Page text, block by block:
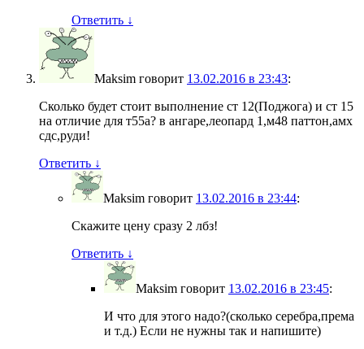
Ответить ↓
Maksim говорит 13.02.2016 в 23:43:
Сколько будет стоит выполнение ст 12(Поджога) и ст 15
на отличие для т55а? в ангаре,леопард 1,м48 паттон,амх
сдс,руди!
Ответить ↓
Maksim говорит 13.02.2016 в 23:44:
Скажите цену сразу 2 лбз!
Ответить ↓
Maksim говорит 13.02.2016 в 23:45:
И что для этого надо?(сколько серебра,према
и т.д.) Если не нужны так и напишите)